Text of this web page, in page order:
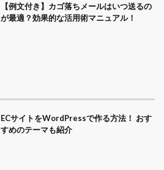
【例文付き】カゴ落ちメールはいつ送るの
が最適？効果的な活用術マニュアル！
ECサイトをWordPressで作る方法！ おす
すめのテーマも紹介